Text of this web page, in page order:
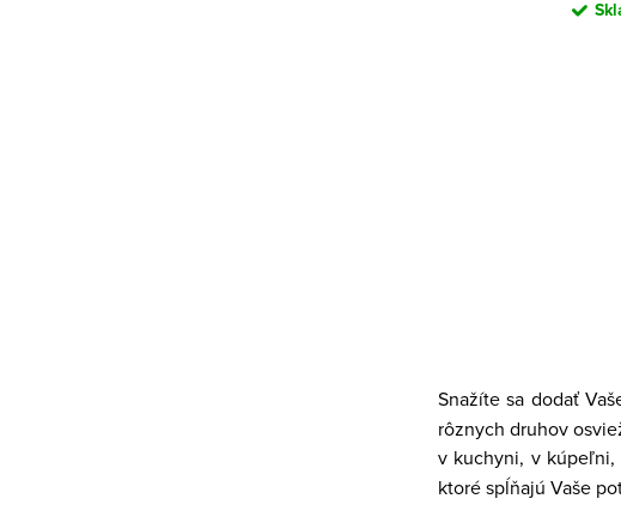
c
i
e
n
k
o
Snažíte sa dodať
rôznych druhov
v kuchyni, v
ktoré spĺňajú Vaše